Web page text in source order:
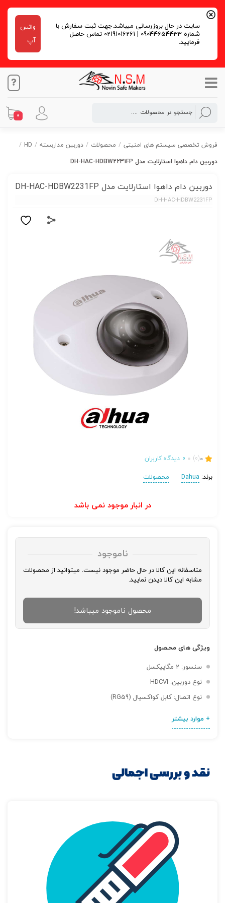
سایت در حال بروزرسانی میباشد.جهت ثبت سفارش با
شماره 09044654433 | 02191016261 تماس حاصل
فرمایید.
واتس
آپ
0
فروش تخصصی سیستم های امنیتی / محصولات / دوربین مداربسته /
HD
/
دوربین دام داهوا استارلایت مدل DH-HAC-HDBW2231FP
دوربین دام داهوا استارلایت مدل DH-HAC-HDBW2231FP
DH-HAC-HDBW2231FP
0
(0)
0 دیدگاه کاربران
برند: Dahua محصولات
در انبار موجود نمی باشد
ناموجود
متاسفانه این کالا در حال حاضر موجود نیست. میتوانید از محصولات
مشابه این کالا دیدن نمایید.
محصول ناموجود میباشد!
ویژگی های محصول
سنسور: 2 مگاپیکسل
نوع دوربین: HDCVI
نوع اتصال: کابل کواکسیال (RG59)
+ موارد بیشتر
نقد و بررسی اجمالی
تصاویر رسمی